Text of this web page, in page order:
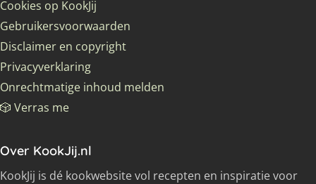
Cookies op KookJij
Gebruikersvoorwaarden
Disclaimer en copyright
Privacyverklaring
Onrechtmatige inhoud melden
🎲 Verras me
Over KookJij.nl
KookJij is dé kookwebsite vol recepten en inspiratie voor